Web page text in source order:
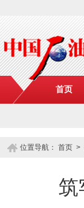
首页
位置导航： 首页 >
筑